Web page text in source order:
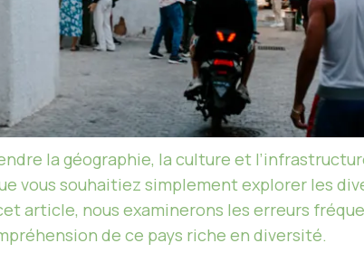
la géographie, la culture et
vous souhaitiez simplement explorer les
article, nous examinerons les erreurs
de ce pays riche en diversité.